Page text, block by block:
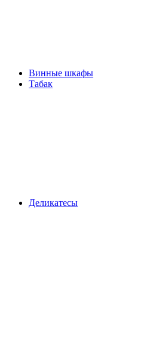
Винные шкафы
Табак
Деликатесы